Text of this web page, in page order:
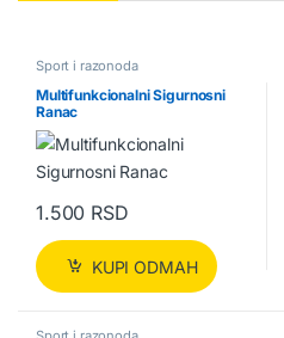
Sport i razonoda
Multifunkcionalni Sigurnosni
Ranac
1.500 RSD
KUPI ODMAH